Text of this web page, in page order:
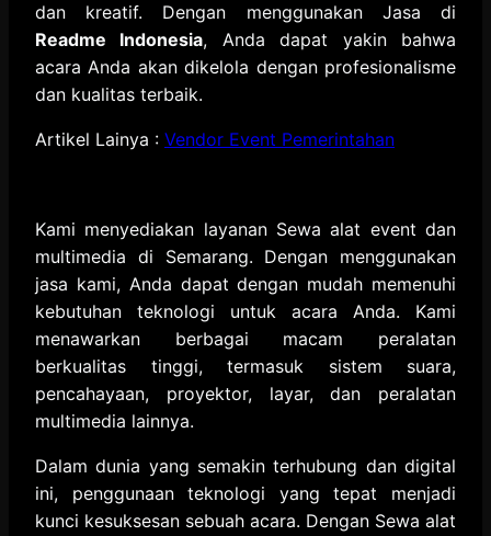
dan kreatif. Dengan menggunakan Jasa di
Readme Indonesia, Anda dapat yakin bahwa
acara Anda akan dikelola dengan profesionalisme
dan kualitas terbaik.
Artikel Lainya : Vendor Event Pemerintahan
Kami menyediakan layanan Sewa alat event dan
multimedia di Semarang. Dengan menggunakan
jasa kami, Anda dapat dengan mudah memenuhi
kebutuhan teknologi untuk acara Anda. Kami
menawarkan berbagai macam peralatan
berkualitas tinggi, termasuk sistem suara,
pencahayaan, proyektor, layar, dan peralatan
multimedia lainnya.
Dalam dunia yang semakin terhubung dan digital
ini, penggunaan teknologi yang tepat menjadi
kunci kesuksesan sebuah acara. Dengan Sewa alat